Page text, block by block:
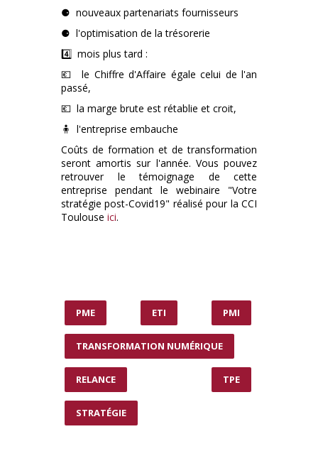
⚈ nouveaux partenariats fournisseurs
⚈ l'optimisation de la trésorerie
4️⃣ mois plus tard :
💶 le Chiffre d'Affaire égale celui de l'an
passé,
💶 la marge brute est rétablie et croit,
🧍 l'entreprise embauche
Coûts de formation et de transformation
seront amortis sur l'année. Vous pouvez
retrouver le témoignage de cette
entreprise pendant le webinaire "Votre
stratégie post-Covid19" réalisé pour la CCI
Toulouse ici.
PME ETI PMI
TRANSFORMATION NUMÉRIQUE
RELANCE TPE
STRATÉGIE